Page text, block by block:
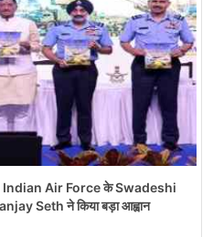
Air Force के Swadeshi
Seth ने किया बड़ा आह्वान